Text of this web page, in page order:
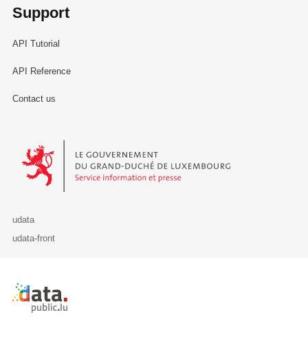
Support
API Tutorial
API Reference
Contact us
Le Gouvernement du Grand-Duché de Luxembourg - Service
udata
udata-front
Retour à l'accueil de data.public.lu